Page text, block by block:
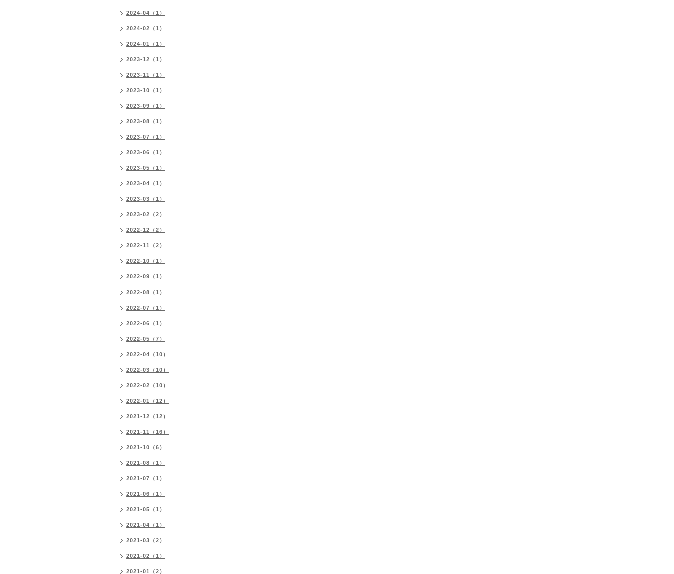
2024-04（1）
2024-02（1）
2024-01（1）
2023-12（1）
2023-11（1）
2023-10（1）
2023-09（1）
2023-08（1）
2023-07（1）
2023-06（1）
2023-05（1）
2023-04（1）
2023-03（1）
2023-02（2）
2022-12（2）
2022-11（2）
2022-10（1）
2022-09（1）
2022-08（1）
2022-07（1）
2022-06（1）
2022-05（7）
2022-04（10）
2022-03（10）
2022-02（10）
2022-01（12）
2021-12（12）
2021-11（16）
2021-10（6）
2021-08（1）
2021-07（1）
2021-06（1）
2021-05（1）
2021-04（1）
2021-03（2）
2021-02（1）
2021-01（2）